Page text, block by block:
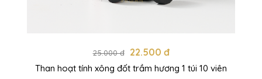
25.000 đ 22.500 đ
Than hoạt tính xông đốt trầm hương 1 túi 10 viên